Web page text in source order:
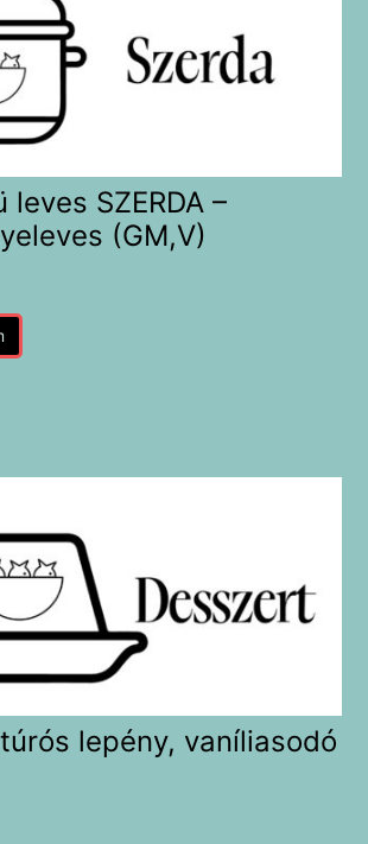
leves SZERDA –
(GM,V)
lepény, vaníliasodó